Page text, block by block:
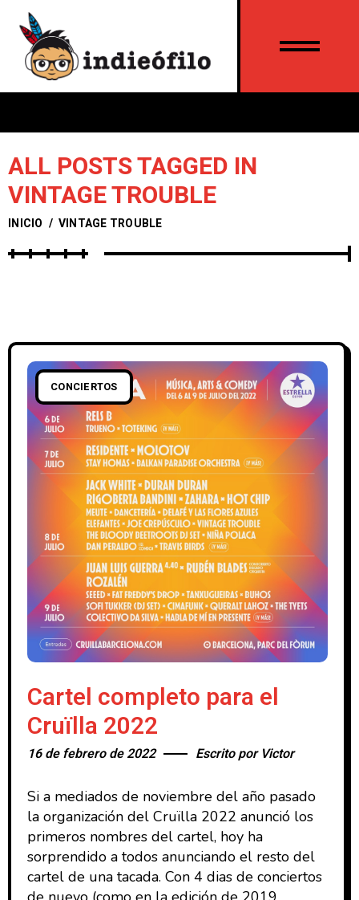
ALL POSTS TAGGED IN
VINTAGE TROUBLE
INICIO / VINTAGE TROUBLE
CONCIERTOS
Cartel completo para el
Cruïlla 2022
16 de febrero de 2022 Escrito por Victor
Si a mediados de noviembre del año pasado
la organización del Cruïlla 2022 anunció los
primeros nombres del cartel, hoy ha
sorprendido a todos anunciando el resto del
cartel de una tacada. Con 4 dias de conciertos